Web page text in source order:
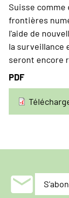
Suisse comme
frontières
l'aide de
la surveillance
seront encore
PDF
mail